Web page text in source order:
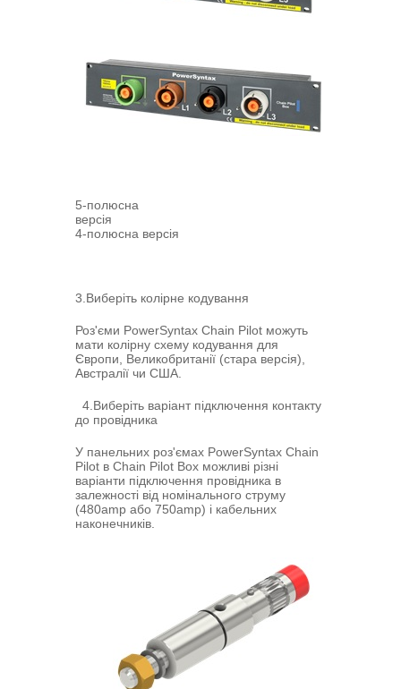
5-полюсна
версія
4-полюсна версія
3.Виберіть колірне кодування
Роз'єми PowerSyntax Chain Pilot можуть
мати колірну схему кодування для
Європи, Великобританії (стара версія),
Австралії чи США.
4.Виберіть варіант підключення контакту
до провідника
У панельних роз'ємах PowerSyntax Chain
Pilot в Chain Pilot Box можливі різні
варіанти підключення провідника в
залежності від номінального струму
(480amp або 750amp) і кабельних
наконечників.